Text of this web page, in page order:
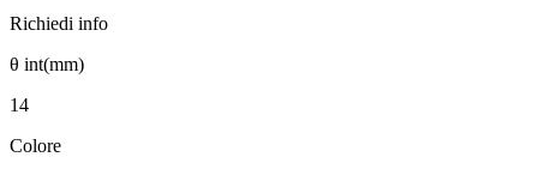
Richiedi info
θ int(mm)
14
Colore